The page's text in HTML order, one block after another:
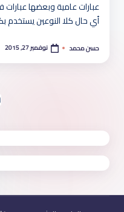
عبارات عامية وبعضها
أي حال كلا النوعين يستخدم
تمّ
بواسطة
حسن محمد نوفمبر 27, 2015
صفحات
المقالات